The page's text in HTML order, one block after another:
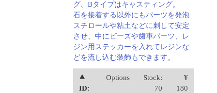
グ、Bタイプはキャスティング。
石を接着する以外にもパーツを発泡
スチロールや粘土などに刺して安定
させ、中にビーズや歯車パーツ、レ
ジン用ステッカーを入れてレジンな
どを流し込む装飾もできます。
⯅
ID:
Options
Stock:
70
¥
180